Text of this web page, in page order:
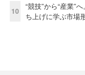
10
“競技”から“産業”
ち上げに学ぶ市場